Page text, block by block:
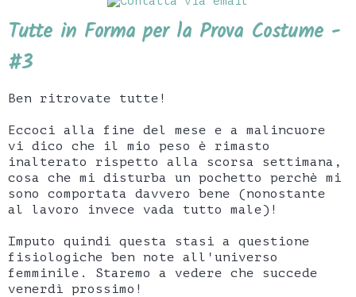
Tutte in Forma per la Prova Costume -
#3
Ben ritrovate tutte!
Eccoci alla fine del mese e a malincuore
vi dico che il mio peso è rimasto
inalterato rispetto alla scorsa settimana,
cosa che mi disturba un pochetto perchè mi
sono comportata davvero bene (nonostante
al lavoro invece vada tutto male)!
Imputo quindi questa stasi a questione
fisiologiche ben note all'universo
femminile. Staremo a vedere che succede
venerdì prossimo!